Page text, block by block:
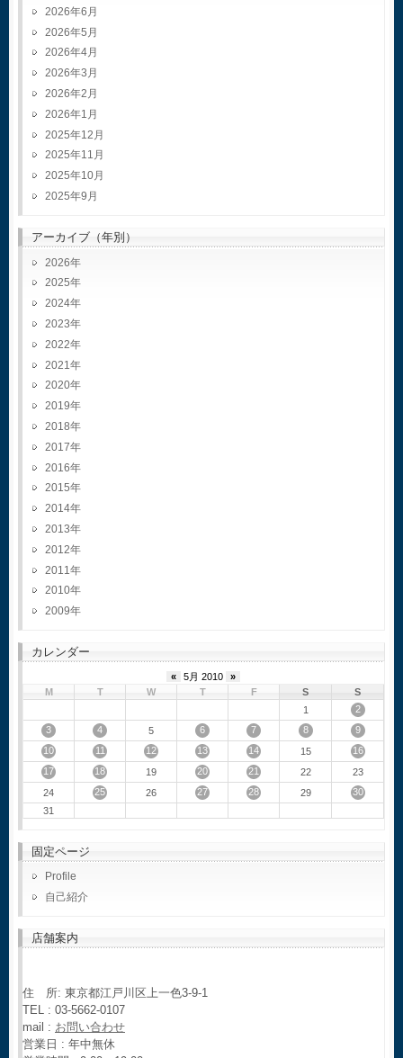
2026年6月
2026年5月
2026年4月
2026年3月
2026年2月
2026年1月
2025年12月
2025年11月
2025年10月
2025年9月
アーカイブ（年別）
2026
2025
2024
2023
2022
2021
2020
2019
2018
2017
2016
2015
2014
2013
2012
2011
2010
2009
カレンダー
« 5月 2010
»
M
T W T F S
S
1
2
3
4 5 6 7 8
9
10
11 12 13 14 15
16
17
18 19 20 21 22
23
24
25 26 27 28 29
30
31
固定ページ
Profile
自己紹介
店舗案内
住 所: 東京都江戸川区上一色3-9-1
TEL : 03-5662-0107
mail : お問い合わせ
営業日 : 年中無休